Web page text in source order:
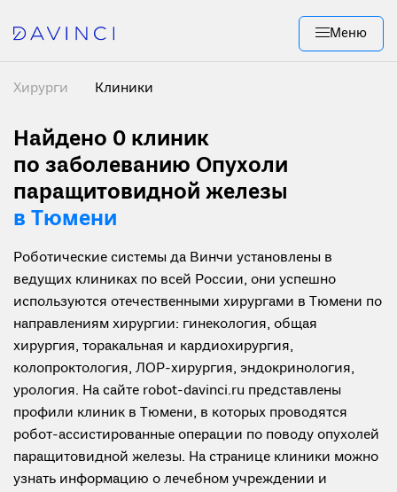
Меню
Хирурги Клиники
Найдено 0 клиник
по заболеванию Опухоли
паращитовидной железы
в Тюмени
Роботические системы да Винчи установлены в
ведущих клиниках по всей России, они успешно
используются отечественными хирургами в Тюмени по
направлениям хирургии: гинекология, общая
хирургия, торакальная и кардиохирургия,
колопроктология, ЛОР-хирургия, эндокринология,
урология. На сайте robot-davinci.ru представлены
профили клиник в Тюмени, в которых проводятся
робот-ассистированные операции по поводу опухолей
паращитовидной железы. На странице клиники можно
узнать информацию о лечебном учреждении и